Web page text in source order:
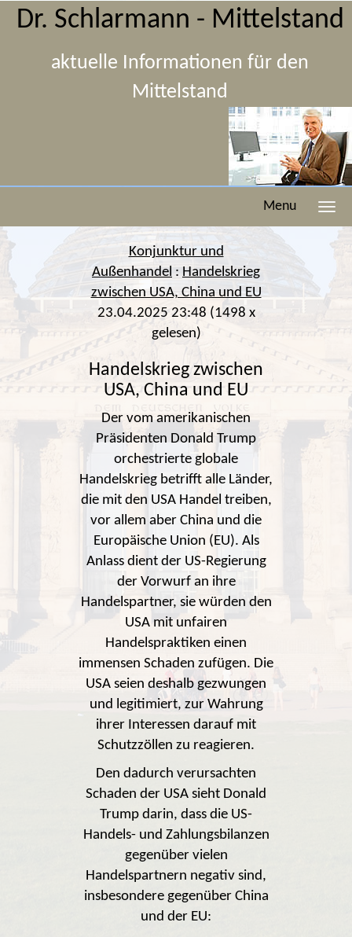
Dr. Schlarmann - Mittelstand
aktuelle Informationen für den
Mittelstand
Menu
Konjunktur und
Außenhandel : Handelskrieg
zwischen USA, China und EU
23.04.2025 23:48 (1498 x
gelesen)
Handelskrieg zwischen
USA, China und EU
Der vom amerikanischen
Präsidenten Donald Trump
orchestrierte globale
Handelskrieg betrifft alle Länder,
die mit den USA Handel treiben,
vor allem aber China und die
Europäische Union (EU). Als
Anlass dient der US-Regierung
der Vorwurf an ihre
Handelspartner, sie würden den
USA mit unfairen
Handelspraktiken einen
immensen Schaden zufügen. Die
USA seien deshalb gezwungen
und legitimiert, zur Wahrung
ihrer Interessen darauf mit
Schutzzöllen zu reagieren.
Den dadurch verursachten
Schaden der USA sieht Donald
Trump darin, dass die US-
Handels- und Zahlungsbilanzen
gegenüber vielen
Handelspartnern negativ sind,
insbesondere gegenüber China
und der EU: